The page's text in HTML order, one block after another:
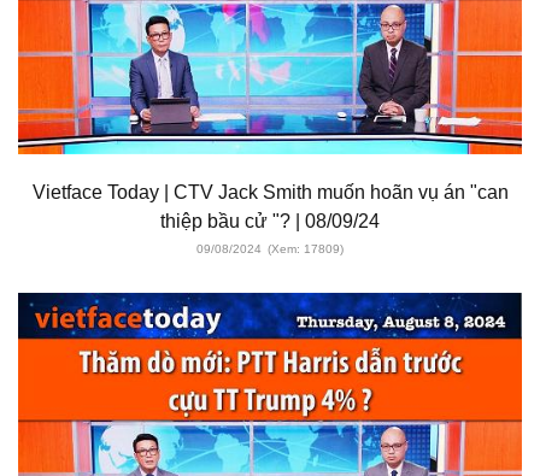
Vietface Today | CTV Jack Smith muốn hoãn vụ án "can
thiệp bầu cử "? | 08/09/24
09/08/2024 (Xem: 17809)